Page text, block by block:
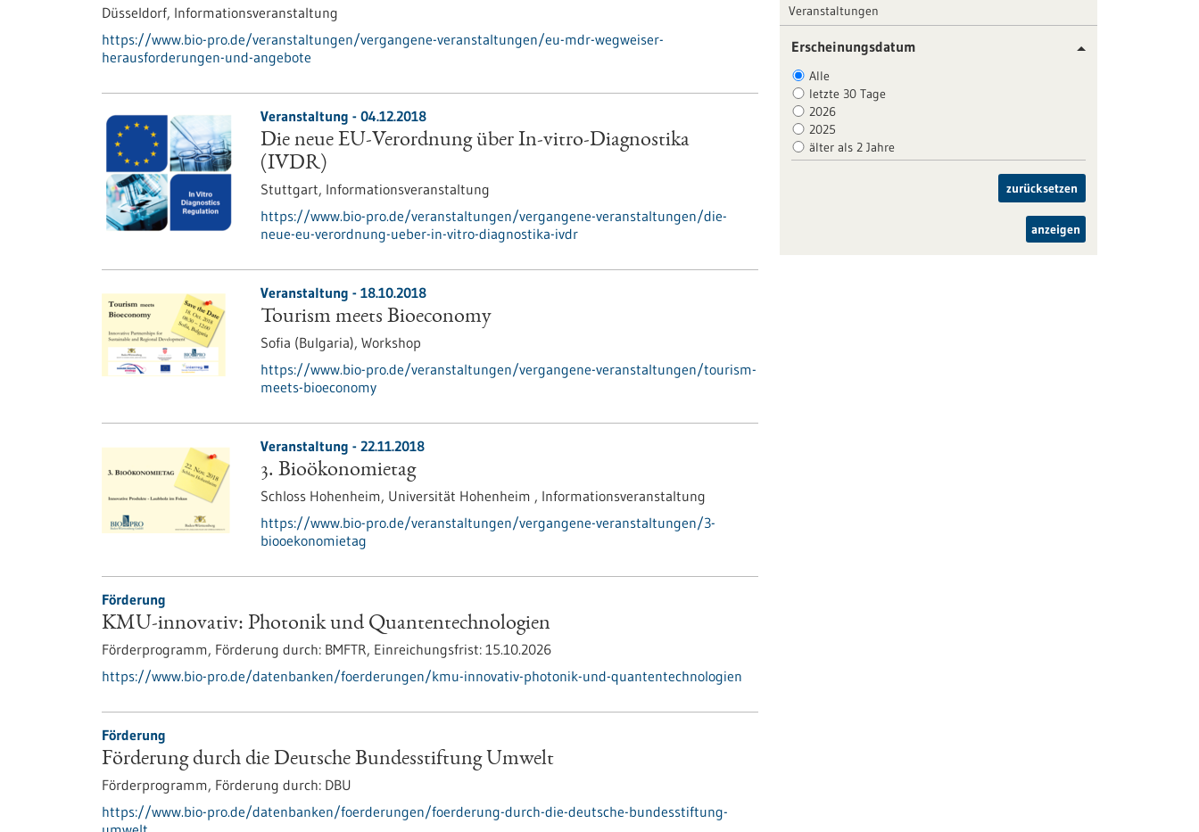
Düsseldorf, Informationsveranstaltung
https://www.bio-pro.de/veranstaltungen/vergangene-veranstaltungen/eu-mdr-wegweiser-
herausforderungen-und-angebote
Veranstaltung - 04.12.2018
Die neue EU-Verordnung über In-vitro-Diagnostika
(IVDR)
Stuttgart, Informationsveranstaltung
https://www.bio-pro.de/veranstaltungen/vergangene-veranstaltungen/die-
neue-eu-verordnung-ueber-in-vitro-diagnostika-ivdr
Veranstaltung - 18.10.2018
Tourism meets Bioeconomy
Sofia (Bulgaria), Workshop
https://www.bio-pro.de/veranstaltungen/vergangene-veranstaltungen/tourism-
meets-bioeconomy
Veranstaltung - 22.11.2018
3. Bioökonomietag
Schloss Hohenheim, Universität Hohenheim , Informationsveranstaltung
https://www.bio-pro.de/veranstaltungen/vergangene-veranstaltungen/3-
biooekonomietag
Förderung
KMU-innovativ: Photonik und Quantentechnologien
Förderprogramm, Förderung durch: BMFTR, Einreichungsfrist: 15.10.2026
https://www.bio-pro.de/datenbanken/foerderungen/kmu-innovativ-photonik-und-quantentechnologien
Förderung
Förderung durch die Deutsche Bundesstiftung Umwelt
Förderprogramm, Förderung durch: DBU
https://www.bio-pro.de/datenbanken/foerderungen/foerderung-durch-die-deutsche-bundesstiftung-
Veranstaltungen
Erscheinungsdatum
Alle
letzte 30 Tage
2026
2025
älter als 2 Jahre
zurücksetzen
anzeigen